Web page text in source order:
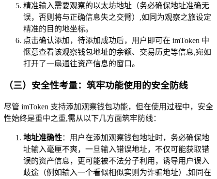
精准输入需要观察的以太坊地址（务必确保地址准确无
误，否则将与正确信息失之交臂）,如同为观察之旅设定
精准的目的地坐标。
点击确认添加，待添加成功后，用户即可在 imToken 中
惬意查看该观察钱包地址的余额、交易历史等信息,宛如
打开了一扇通往资产信息的窗口。
（三）安全性考量：筑牢功能使用的安全防线
尽管 imToken 支持添加观察钱包功能，但在使用过程中，安全
性始终是重中之重,需从以下几方面筑牢防线：
地址准确性：用户在添加观察钱包地址时，务必确保地
址输入毫厘不爽，一旦输入错误地址，不仅可能获取错
误的资产信息，更可能被不法分子利用，诱导用户误入
歧途（例如输入一个看似相似实则为诈骗地址）,如同在